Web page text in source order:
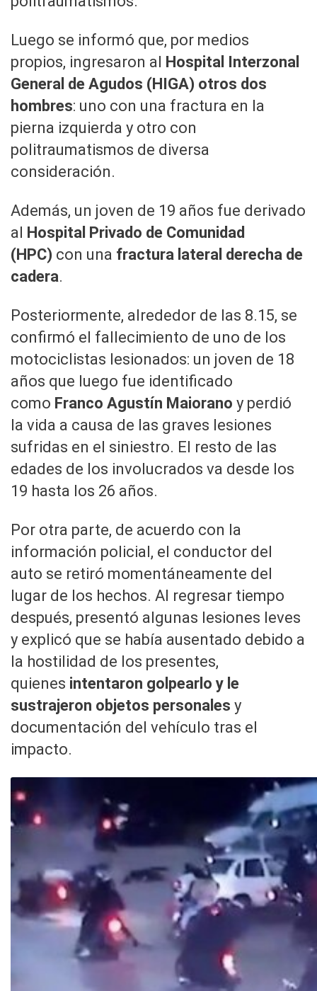
Luego se informó que, por medios
propios, ingresaron al Hospital Interzonal
General de Agudos (HIGA) otros dos
hombres: uno con una fractura en la
pierna izquierda y otro con
politraumatismos de diversa
consideración.
Además, un joven de 19 años fue derivado
al Hospital Privado de Comunidad
(HPC) con una fractura lateral derecha de
cadera.
Posteriormente, alrededor de las 8.15, se
confirmó el fallecimiento de uno de los
motociclistas lesionados: un joven de 18
años que luego fue identificado
como Franco Agustín Maiorano y perdió
la vida a causa de las graves lesiones
sufridas en el siniestro. El resto de las
edades de los involucrados va desde los
19 hasta los 26 años.
Por otra parte, de acuerdo con la
información policial, el conductor del
auto se retiró momentáneamente del
lugar de los hechos. Al regresar tiempo
después, presentó algunas lesiones leves
y explicó que se había ausentado debido a
la hostilidad de los presentes,
quienes intentaron golpearlo y le
sustrajeron objetos personales y
documentación del vehículo tras el
impacto.